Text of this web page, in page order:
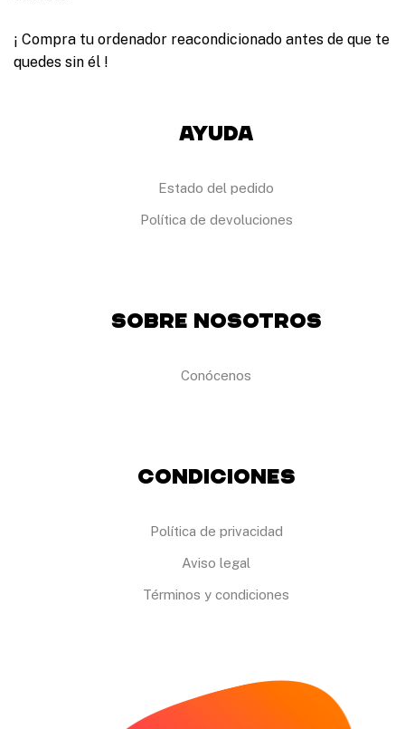
¡ Compra tu ordenador reacondicionado antes de que te
quedes sin él !
Ayuda
Estado del pedido
Política de devoluciones
Sobre Nosotros
Conócenos
Condiciones
Política de privacidad
Aviso legal
Términos y condiciones